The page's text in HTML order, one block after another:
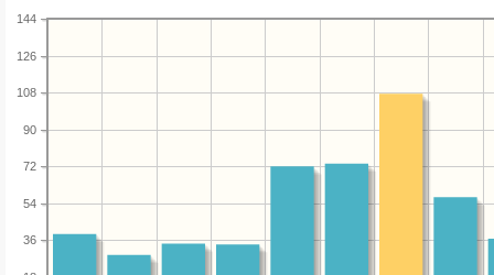
36
54
72
90
108
126
144